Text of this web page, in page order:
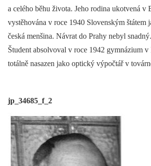
a celého běhu života. Jeho rodina ukotvená v
vystěhována v roce 1940 Slovenským štátem
česká menšina. Návrat do Prahy nebyl
Študent absolvoval v roce 1942 gymnázium v
totálně nasazen jako optický výpočtář v
jp_34685_f_2